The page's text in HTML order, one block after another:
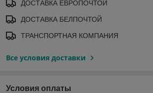
ДОСТАВКА ЕВРОПОЧТОЙ
ДОСТАВКА БЕЛПОЧТОЙ
ТРАНСПОРТНАЯ КОМПАНИЯ
Все условия доставки
Условия оплаты